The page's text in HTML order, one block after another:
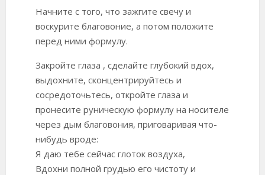
Начните с того, что зажгите свечу и
воскурите благовоние, а потом положите
перед ними формулу.
Закройте глаза , сделайте глубокий вдох,
выдохните, сконцентрируйтесь и
сосредоточьтесь, откройте глаза и
пронесите руническую формулу на носителе
через дым благовония, приговаривая что-
нибудь вроде:
Я даю тебе сейчас глоток воздуха,
Вдохни полной грудью его чистоту и